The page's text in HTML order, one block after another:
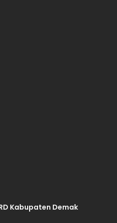
Kabupaten Demak